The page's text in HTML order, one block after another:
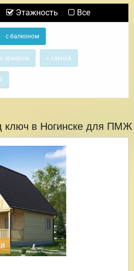
Этажность Все
с балконом
с эркером с сауной
ключ в Ногинске для ПМЖ